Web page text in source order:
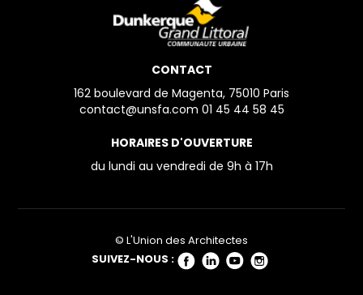
CONTACT
162 boulevard de Magenta, 75010 Paris
contact@unsfa.com 01 45 44 58 45
HORAIRES D'OUVERTURE
du lundi au vendredi de 9h à 17h
© L'Union des Architectes
SUIVEZ-NOUS :